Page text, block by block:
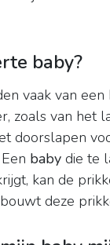
baby?
vaak van een
zoals van het
doorslapen
baby die te
kan de
deze